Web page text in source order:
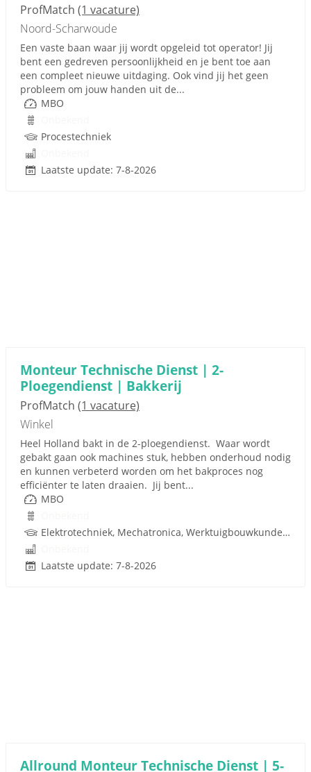
ProfMatch (1 vacature)
Noord-Scharwoude
Een vaste baan waar jij wordt opgeleid tot operator! Jij
bent een gedreven persoonlijkheid en je bent toe aan
een compleet nieuwe uitdaging. Ook vind jij het geen
probleem om jouw handen uit de...
MBO
Procestechniek
Laatste update: 7-8-2026
Monteur Technische Dienst | 2-
Ploegendienst | Bakkerij
ProfMatch (1 vacature)
Winkel
Heel Holland bakt in de 2-ploegendienst. Waar wordt
gebakt gaan ook machines stuk, hebben onderhoud nodig
en kunnen verbeterd worden om het bakproces nog
efficiënter te laten draaien. Jij bent...
MBO
Elektrotechniek, Mechatronica, Werktuigbouwkunde, Pneumatiek, Techniek
Laatste update: 7-8-2026
Allround Monteur Technische Dienst | 5-